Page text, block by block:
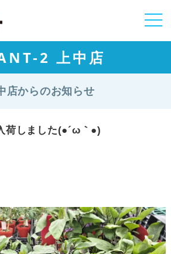
2 上中店
店からのお知らせ
荷しました(●´ω｀●)